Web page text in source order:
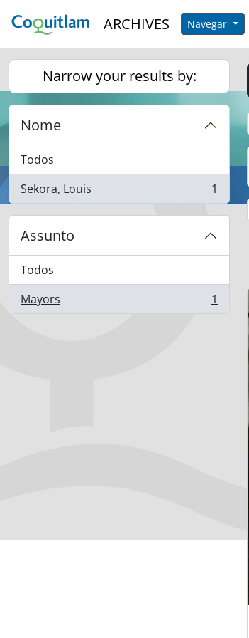
ARCHIVES Navegar
Narrow your results by:
Nome
Todos
Sekora, Louis
, 1 resultados 1
Assunto
Todos
Mayors
, 1 resultados 1